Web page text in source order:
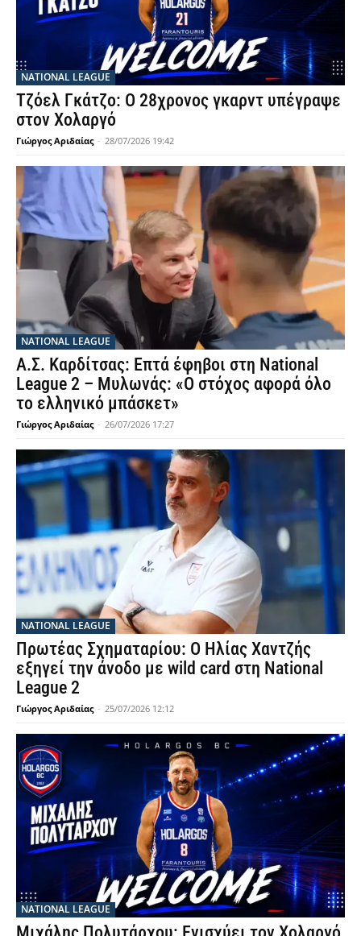
NATIONAL LEAGUE
Τζόελ Γκάτζο: Ο 28χρονος γκαρντ υπέγραψε
στον Χολαργό
Γιώργος Αριδαίας - 28/07/2026 19:42
NATIONAL LEAGUE
Α.Σ. Καρδίτσας: Επτά έφηβοι στη National
League 2 – Μυλωνάς: «Ο στόχος αφορά όλο
το ελληνικό μπάσκετ»
Γιώργος Αριδαίας - 26/07/2026 17:27
NATIONAL LEAGUE
Πρωτέας Σχηματαρίου: Ο Ηλίας Χαντζής
εξηγεί την άνοδο με wild card στη National
League 2
Γιώργος Αριδαίας - 25/07/2026 12:12
NATIONAL LEAGUE